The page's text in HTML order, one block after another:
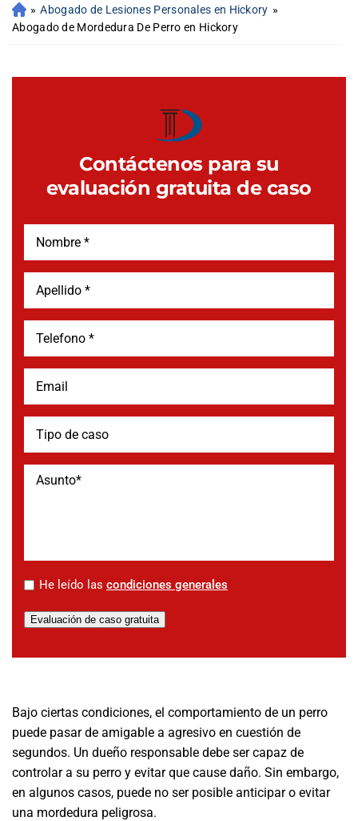
» Abogado de Lesiones Personales en Hickory »
Abogado de Mordedura De Perro en Hickory
Contáctenos para su
evaluación gratuita de caso
* He leído las condiciones generales
Evaluación de caso gratuita
Bajo ciertas condiciones, el comportamiento de un perro
puede pasar de amigable a agresivo en cuestión de
segundos. Un dueño responsable debe ser capaz de
controlar a su perro y evitar que cause daño. Sin embargo,
en algunos casos, puede no ser posible anticipar o evitar
una mordedura peligrosa.